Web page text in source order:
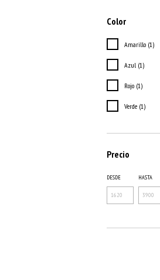
Color
Amarillo (1)
Azul (1)
Rojo (1)
Verde (1)
Precio
DESDE HASTA